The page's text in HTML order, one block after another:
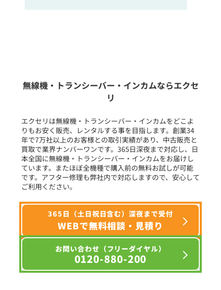
フリーワード入力(製品名等)
選択条件をリセット
無線機・トランシーバー・インカムならエクセ
リ
エクセリは無線機・トランシーバー・インカムをどこよ
りもお安く販売、レンタルする事を目指します。創業34
年で7万社以上のお客様との取引実績があり、中古販売と
買取で業界ナンバーワンです。365日深夜まで対応し、日
本全国に無線機・トランシーバー・インカムをお届けし
ています。またほぼ全機種で購入前の無料お試しが可能
です。アフター修理も弊社内で対応しますので、安心して
ご利用ください。
365日（土日祝日含む）深夜まで受付
WEBで無料相談・見積り
お問い合わせ（フリーダイヤル）
0120-880-200